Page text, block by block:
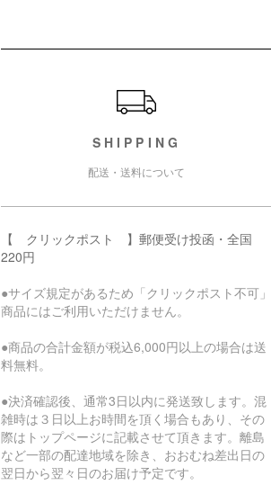
SHIPPING
配送・送料について
【 クリックポスト 】郵便受け投函・全国
220円
●サイズ規定があるため「クリックポスト不可」
商品にはご利用いただけません。
●商品の合計金額が税込6,000円以上の場合は送
料無料。
●決済確認後、通常3日以内に発送致します。混
雑時は３日以上お時間を頂く場合もあり、その
際はトップページに記載させて頂きます。離島
など一部の配達地域を除き、おおむね差出日の
翌日から翌々日のお届け予定です。